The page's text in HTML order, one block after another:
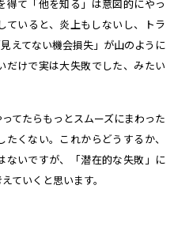
得て「他を知る」は意図的にやっ
ていると、炎上もしないし、トラ
えてない機会損失」が山のように
だけで実は大失敗でした、みたい
てたらもっとスムーズにまわった
くない。これからどうするか、
ないですが、「潜在的な失敗」に
ていくと思います。